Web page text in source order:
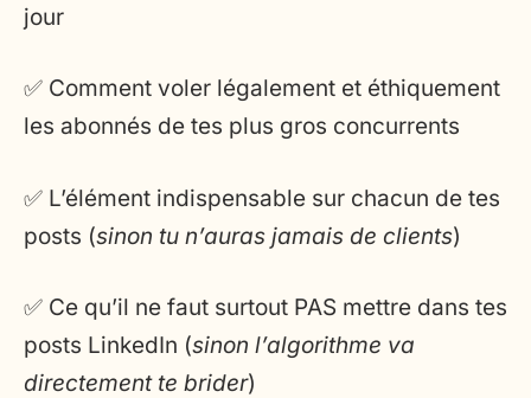
jour
✅ Comment voler légalement et éthiquement
les abonnés de tes plus gros concurrents
✅ L’élément indispensable sur chacun de tes
posts (sinon tu n’auras jamais de clients)
✅ Ce qu’il ne faut surtout PAS mettre dans tes
posts LinkedIn (sinon l’algorithme va
directement te brider)